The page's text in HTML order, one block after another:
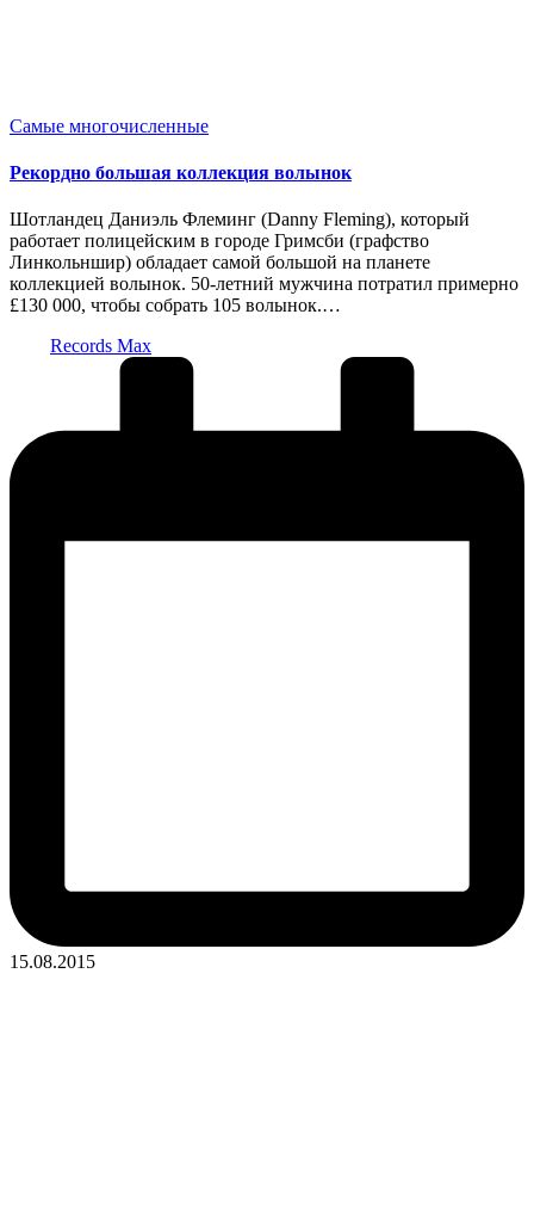
Опубликовано
Самые многочисленные
Рекордно большая коллекция волынок
Шотландец Даниэль Флеминг (Danny Fleming), который
работает полицейским в городе Гримсби (графство
Линкольншир) обладает самой большой на планете
коллекцией волынок. 50-летний мужчина потратил примерно
£130 000, чтобы собрать 105 волынок.…
Records Max
15.08.2015